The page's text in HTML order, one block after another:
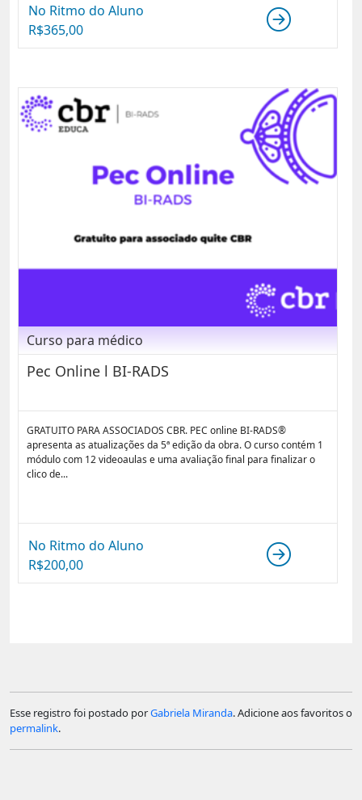
No Ritmo do Aluno
R$365,00
Curso para médico
Pec Online l BI-RADS
GRATUITO PARA ASSOCIADOS CBR. PEC online BI-RADS®
apresenta as atualizações da 5ª edição da obra. O curso contém 1
módulo com 12 videoaulas e uma avaliação final para finalizar o
clico de...
No Ritmo do Aluno
R$200,00
Esse registro foi postado porGabriela Miranda. Adicione aos favoritos o
permalink.